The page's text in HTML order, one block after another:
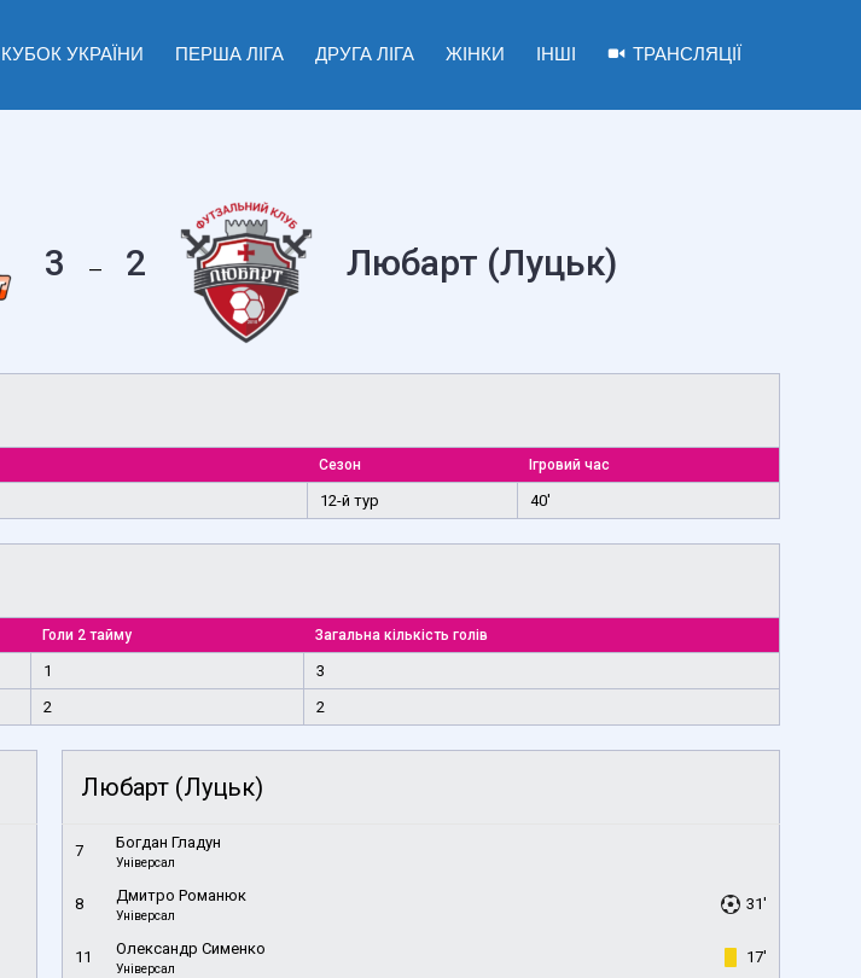
КУБОК УКРАЇНИ ПЕРША ЛІГА ДРУГА ЛІГА ЖІНКИ ІНШІ ТРАНСЛЯЦІЇ
3 — 2 Любарт (Луцьк)
Сезон Ігровий час
12-й тур 40'
Голи 2 тайму Загальна кількість голів
1
3
2 2
Любарт (Луцьк)
7 Богдан Гладун
Універсал
8 Дмитро Романюк
Універсал
31'
11 Олександр Сименко
Універсал
17'